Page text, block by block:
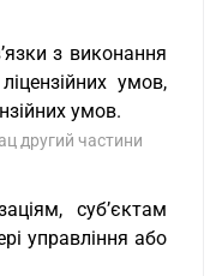
з виконання
умов,
умов.
другий частини
суб’єктам
управління або